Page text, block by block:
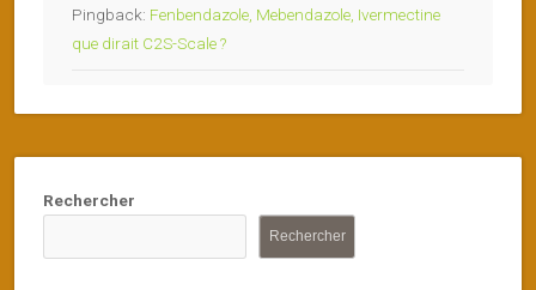
Pingback: Fenbendazole, Mebendazole, Ivermectine
que dirait C2S-Scale ?
Rechercher
Rechercher